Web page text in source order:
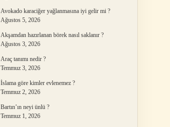
Avokado karaciğer yağlanmasına iyi gelir mi ?
Ağustos 5, 2026
Akşamdan hazırlanan börek nasıl saklanır ?
Ağustos 3, 2026
Araç tanımı nedir ?
Temmuz 3, 2026
İslama göre kimler evlenemez ?
Temmuz 2, 2026
Bartın’ın neyi ünlü ?
Temmuz 1, 2026